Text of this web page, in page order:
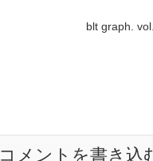
blt graph.
コメントを書き込